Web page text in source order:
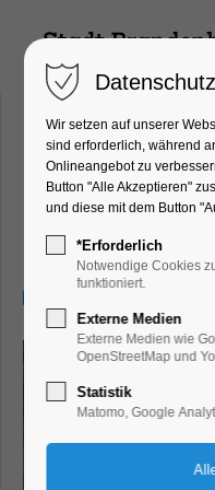
Dein neues
selbst
Ferienkalender,
Wir setzen auf unserer
sind erforderlich, während
Onlineangebot zu
Button "Alle Akzeptieren"
und diese mit dem Button
*Erforderlich
Notwendige Cookies
funktioniert.
Externe Medien
Externe Medien wie
OpenStreetMap und
Statistik
Matomo, Google